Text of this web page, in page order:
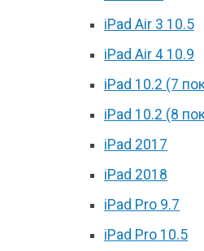
iPad Air 3 10.5
iPad Air 4 10.9
iPad 10.2 (7
iPad 10.2 (8
iPad 2017
iPad 2018
iPad Pro 9.7
iPad Pro 10.5